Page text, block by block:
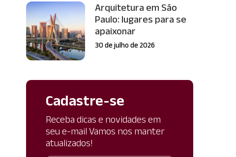
Arquitetura em São
Paulo: lugares para se
apaixonar
30 de julho de 2026
Cadastre-se
Receba dicas e novidades em
seu e-mail Vamos nos manter
atualizados!